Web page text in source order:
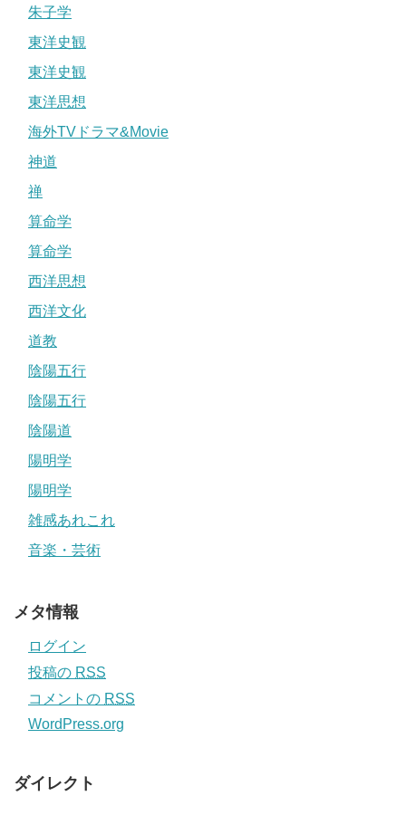
朱子学
東洋史観
東洋史観
東洋思想
海外TVドラマ&Movie
神道
禅
算命学
算命学
西洋思想
西洋文化
道教
陰陽五行
陰陽五行
陰陽道
陽明学
陽明学
雑感あれこれ
音楽・芸術
メタ情報
ログイン
投稿の RSS
コメントの RSS
WordPress.org
ダイレクト